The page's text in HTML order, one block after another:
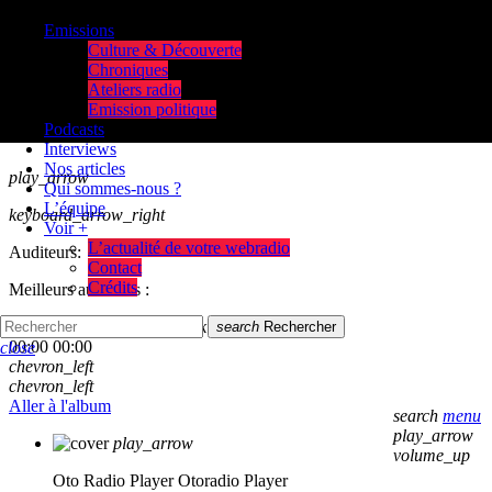
play_arrow
keyboard_arrow_right
Auditeurs:
Meilleurs auditeurs :
skip_previous
skip_next
00:00 00:00
chevron_left
chevron_left
Aller à l'album
play_arrow
Oto Radio Player Otoradio Player
Emissions
Culture & Découverte
Chroniques
Ateliers radio
Emission politique
Podcasts
Interviews
Nos articles
Qui sommes-nous ?
L’équipe
Voir +
L’actualité de votre webradio
Contact
Crédits
search menu
play_arrow
volume_up
search Rechercher
close